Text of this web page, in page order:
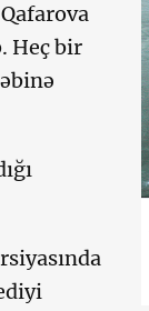
Heç bir